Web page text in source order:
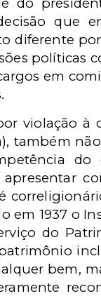
que
diferente
políticas
em
violação à
também
do
em 1937 o
do
bem,